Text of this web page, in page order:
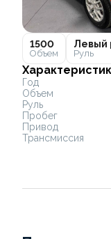
1500
Объем
Левый
Руль
Год
Объем
Руль
Пробег
Привод
Трансмиссия